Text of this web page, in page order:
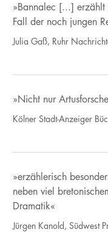
»Bannalec [...] erzählt
Fall der noch jungen
Julia Gaß, Ruhr
»Nicht nur
Kölner Stadt-Anzeiger
»erzählerisch
neben viel
Dramatik«
Jürgen Kanold, Südwest